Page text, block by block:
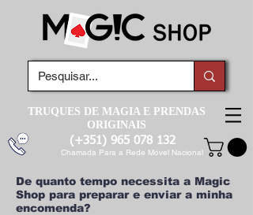
TRUQUES DE MAGIA E PRENDAS
ORIGINAIS
(+351) 965 078 132
Chamada Para a Rede Móvel Nacional
De quanto tempo necessita a Magic
Shop para preparar e enviar a minha
encomenda?